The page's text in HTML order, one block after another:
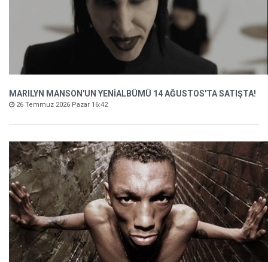
MARILYN MANSON'UN YENİALBÜMÜ 14 AĞUSTOS'TA SATIŞTA!
26 Temmuz 2026 Pazar 16:42